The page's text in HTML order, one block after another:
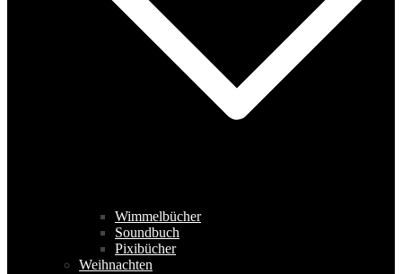
Wimmelbücher
Soundbuch
Pixibücher
Weihnachten